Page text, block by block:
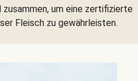
um eine zertifizierte
Fleisch zu gewährleisten.